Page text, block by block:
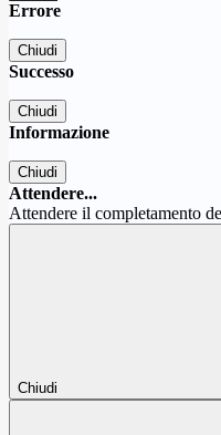
Errore
Chiudi
Successo
Chiudi
Informazione
Chiudi
Attendere...
Attendere il completamento
Chiudi